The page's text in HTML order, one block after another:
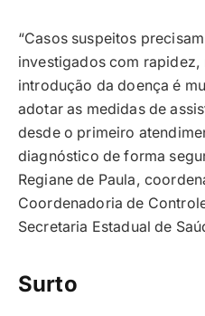
“Casos suspeitos
investigados com
introdução da doença é
adotar as medidas de
desde o primeiro
diagnóstico de forma
Regiane de Paula,
Coordenadoria de
Secretaria Estadual de
Surto